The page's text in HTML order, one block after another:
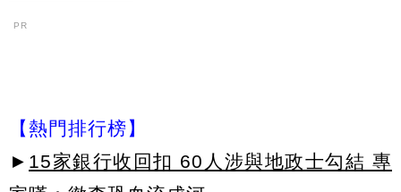
PR
【熱門排行榜】
► 15家銀行收回扣 60人涉與地政士勾結 專